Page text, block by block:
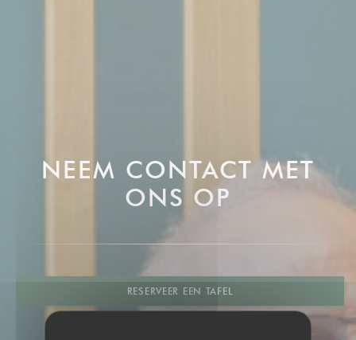
NEEM CONTACT MET
ONS OP
RESERVEER EEN TAFEL